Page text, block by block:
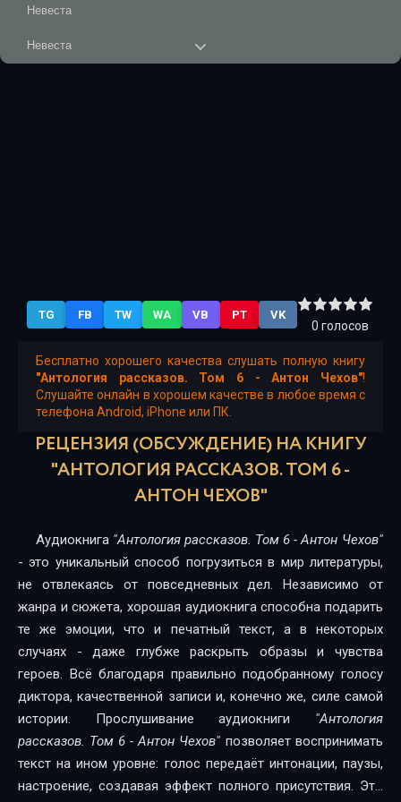
Невеста
Невеста
Рассказ госпожи Н
Рассказ госпожи Н
Рассказы
Рассказы
Рассказы
Рассказы
Рассказы
08_NA.DACHE
09_STRAKH
01_PERVOE.SVIDANIJE
02_ZAGADOCHNAJA.NATURA
TG FB TW WA VB PT VK
0 голосов
Бесплатно хорошего качества слушать полную книгу
"Антология рассказов. Том 6 - Антон Чехов"!
Слушайте онлайн в хорошем качестве в любое время с
телефона Android, iPhone или ПК.
РЕЦЕНЗИЯ (ОБСУЖДЕНИЕ) НА КНИГУ
"АНТОЛОГИЯ РАССКАЗОВ. ТОМ 6 -
АНТОН ЧЕХОВ"
Аудиокнига "Антология рассказов. Том 6 - Антон Чехов"
- это уникальный способ погрузиться в мир литературы,
не отвлекаясь от повседневных дел. Независимо от
жанра и сюжета, хорошая аудиокнига способна подарить
те же эмоции, что и печатный текст, а в некоторых
случаях - даже глубже раскрыть образы и чувства
героев. Всё благодаря правильно подобранному голосу
диктора, качественной записи и, конечно же, силе самой
истории. Прослушивание аудиокниги "Антология
рассказов. Том 6 - Антон Чехов" позволяет воспринимать
текст на ином уровне: голос передаёт интонации, паузы,
настроение, создавая эффект полного присутствия. Это